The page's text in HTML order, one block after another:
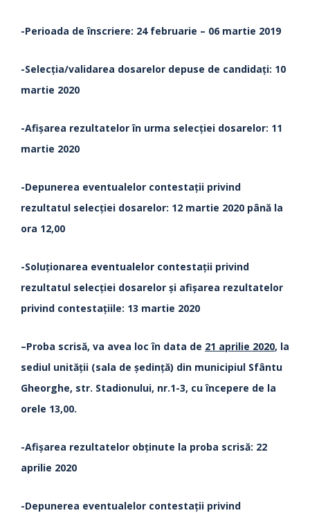
-Perioada de înscriere: 24 februarie – 06 martie 2019
-Selecția/validarea dosarelor depuse de candidați: 10
martie 2020
-Afișarea rezultatelor în urma selecției dosarelor: 11
martie 2020
-Depunerea eventualelor contestații privind
rezultatul selecției dosarelor: 12 martie 2020 până la
ora 12,00
-Soluționarea eventualelor contestații privind
rezultatul selecției dosarelor și afișarea rezultatelor
privind contestațiile: 13 martie 2020
–Proba scrisă, va avea loc în data de 21 aprilie 2020, la
sediul unităţii (sala de şedinţă) din municipiul Sfântu
Gheorghe, str. Stadionului, nr.1-3, cu începere de la
orele 13,00.
-Afişarea rezultatelor obținute la proba scrisă: 22
aprilie 2020
-Depunerea eventualelor contestații privind